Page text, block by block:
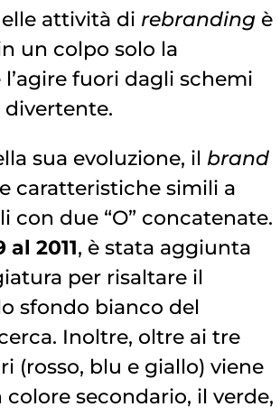
attività di rebranding è
un colpo solo la
fuori dagli schemi
sua evoluzione, il brand
caratteristiche simili a
con due “O” concatenate.
al 2011, è stata aggiunta
per risaltare il
sfondo bianco del
Inoltre, oltre ai tre
(rosso, blu e giallo) viene
secondario, il verde,